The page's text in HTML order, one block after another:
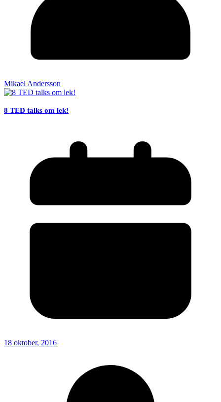
Mikael Andersson
8 TED talks om lek!
18 oktober, 2016